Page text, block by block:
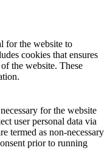
for the website to
cookies that ensures
the website. These
for the website
user personal data via
termed as non-necessary
prior to running